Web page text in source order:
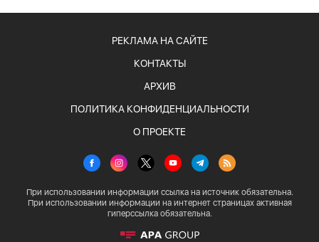
РЕКЛАМА НА САЙТЕ
КОНТАКТЫ
АРХИВ
ПОЛИТИКА КОНФИДЕНЦИАЛЬНОСТИ
О ПРОЕКТЕ
При использовании информации ссылка на источник обязательна.
При использовании информации на интернет страницах активная
гиперссылка обязательна.